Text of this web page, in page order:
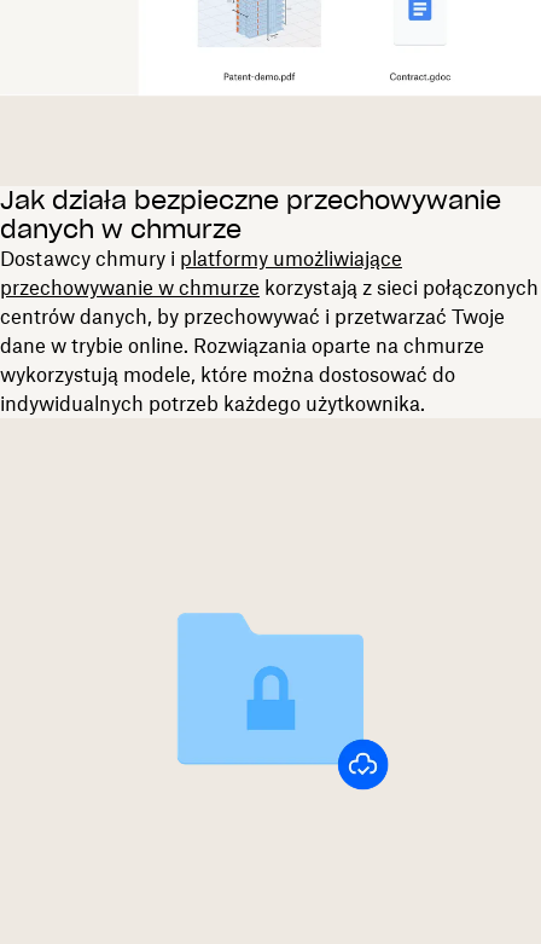
Jak działa bezpieczne przechowywanie
danych w chmurze
Dostawcy chmury i platformy umożliwiające
przechowywanie w chmurze korzystają z sieci połączonych
centrów danych, by przechowywać i przetwarzać Twoje
dane w trybie online. Rozwiązania oparte na chmurze
wykorzystują modele, które można dostosować do
indywidualnych potrzeb każdego użytkownika.